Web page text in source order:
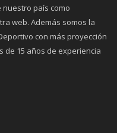
nuestro país como
web. Además somos la
con más proyección
de 15 años de experiencia